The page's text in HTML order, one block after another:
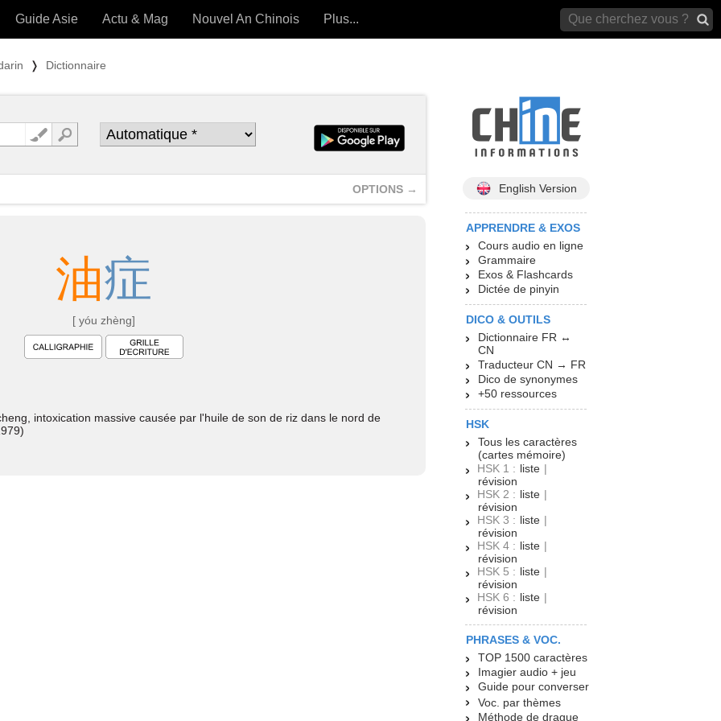
OUTILS) »
Guide Asie Actu & Mag Nouvel An Chinois Plus...
❭ Dictionnaire
OPTIONS →
油症
[ yóu zhèng]
intoxication massive causée par l'huile de son de riz dans le nord de
English Version
APPRENDRE & EXOS
Cours audio en ligne
Grammaire
Exos & Flashcards
Dictée de pinyin
DICO & OUTILS
Dictionnaire FR ↔
CN
Traducteur CN → FR
Dico de synonymes
+50 ressources
HSK
Tous les caractères
(cartes mémoire)
HSK 1 : liste |
révision
HSK 2 : liste |
révision
HSK 3 : liste |
révision
HSK 4 : liste |
révision
HSK 5 : liste |
révision
HSK 6 : liste |
révision
PHRASES & VOC.
TOP 1500 caractères
Imagier audio + jeu
Guide pour converser
Voc. par thèmes
Méthode de drague